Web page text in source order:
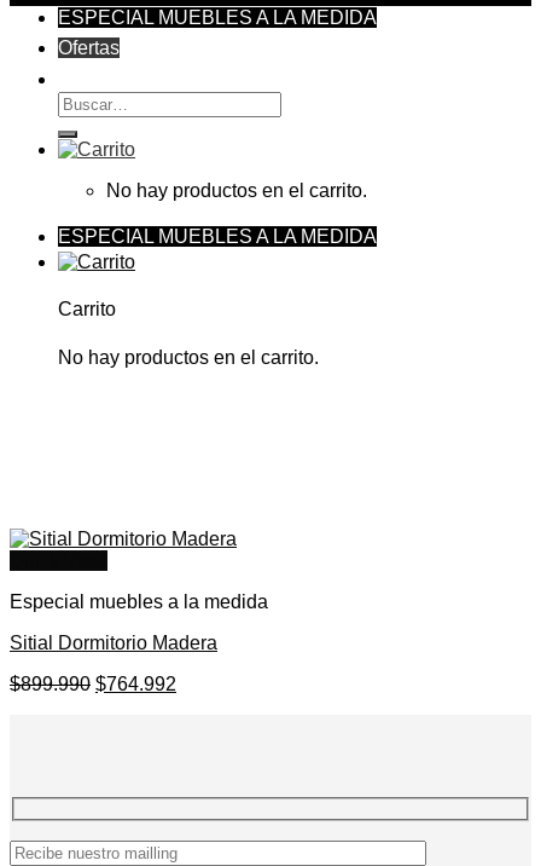
ESPECIAL MUEBLES A LA MEDIDA
Ofertas
Buscar
por:
No hay productos en el carrito.
ESPECIAL MUEBLES A LA MEDIDA
Carrito
No hay productos en el carrito.
Especial muebles a la medida
Sitial Dormitorio Madera
$899.990 El
$764.992